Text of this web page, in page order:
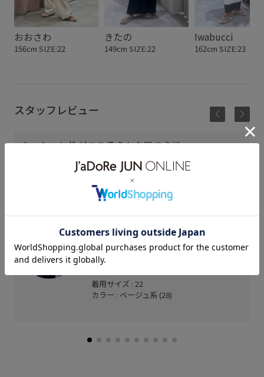
おおさわ
156cm SIZE:22
きたの
149cm SIZE:22
Iwabucci
162cm SIZE:23
スタッフレビュー
クッション性があり柔らかな履き心地
親指の付け根のあたり具合も◎
丸みのあるデザインで服装を選ばずデイリーに使え
神戸三田プレミアム・アウトレ
きたの (149cm)
普段の足サイズ： 20.0cm
着用サイズ : 22
カラー : ベージュ系 (28)